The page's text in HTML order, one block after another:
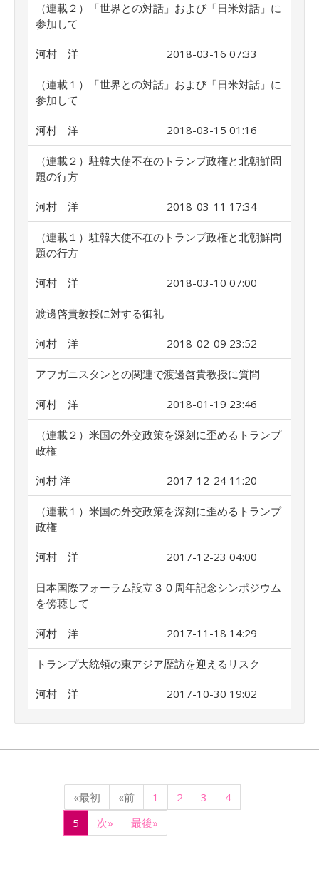
（連載２）「世界との対話」および「日米対話」に
参加して
河村 洋 2018-03-16 07:33
（連載１）「世界との対話」および「日米対話」に
参加して
河村 洋 2018-03-15 01:16
（連載２）駐韓大使不在のトランプ政権と北朝鮮問
題の行方
河村 洋 2018-03-11 17:34
（連載１）駐韓大使不在のトランプ政権と北朝鮮問
題の行方
河村 洋 2018-03-10 07:00
渡邊啓貴教授に対する御礼
河村 洋 2018-02-09 23:52
アフガニスタンとの関連で渡邊啓貴教授に質問
河村 洋 2018-01-19 23:46
（連載２）米国の外交政策を深刻に歪めるトランプ
政権
河村 洋 2017-12-24 11:20
（連載１）米国の外交政策を深刻に歪めるトランプ
政権
河村 洋 2017-12-23 04:00
日本国際フォーラム設立３０周年記念シンポジウム
を傍聴して
河村 洋 2017-11-18 14:29
トランプ大統領の東アジア歴訪を迎えるリスク
河村 洋 2017-10-30 19:02
«最初 «前 1 2 3
4
5
次» 最後»